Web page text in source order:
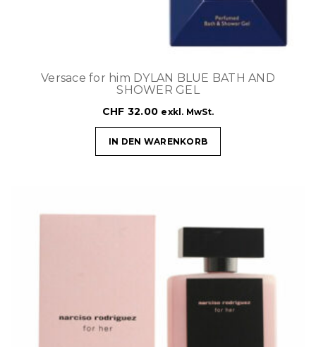
Versace for him DYLAN BLUE BATH AND
SHOWER GEL
CHF 32.00 exkl. MwSt.
IN DEN WARENKORB